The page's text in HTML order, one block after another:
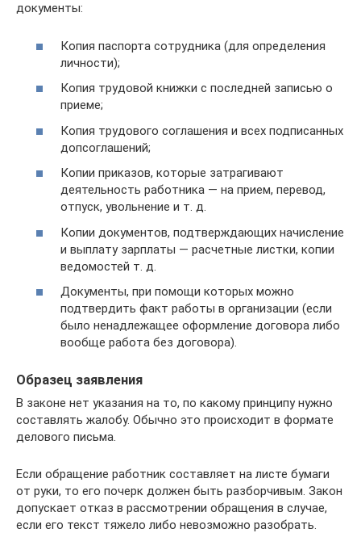
документы:
Копия паспорта сотрудника (для определения
личности);
Копия трудовой книжки с последней записью о
приеме;
Копия трудового соглашения и всех подписанных
допсоглашений;
Копии приказов, которые затрагивают
деятельность работника — на прием, перевод,
отпуск, увольнение и т. д.
Копии документов, подтверждающих начисление
и выплату зарплаты — расчетные листки, копии
ведомостей т. д.
Документы, при помощи которых можно
подтвердить факт работы в организации (если
было ненадлежащее оформление договора либо
вообще работа без договора).
Образец заявления
В законе нет указания на то, по какому принципу нужно
составлять жалобу. Обычно это происходит в формате
делового письма.
Если обращение работник составляет на листе бумаги
от руки, то его почерк должен быть разборчивым. Закон
допускает отказ в рассмотрении обращения в случае,
если его текст тяжело либо невозможно разобрать.